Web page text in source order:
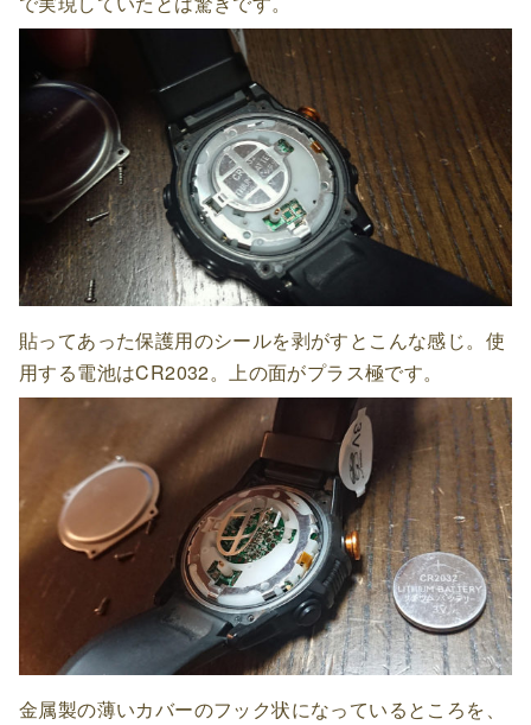
貼ってあった保護用のシールを剥がすとこんな感じ。使
用する電池はCR2032。上の面がプラス極です。
金属製の薄いカバーのフック状になっているところを、